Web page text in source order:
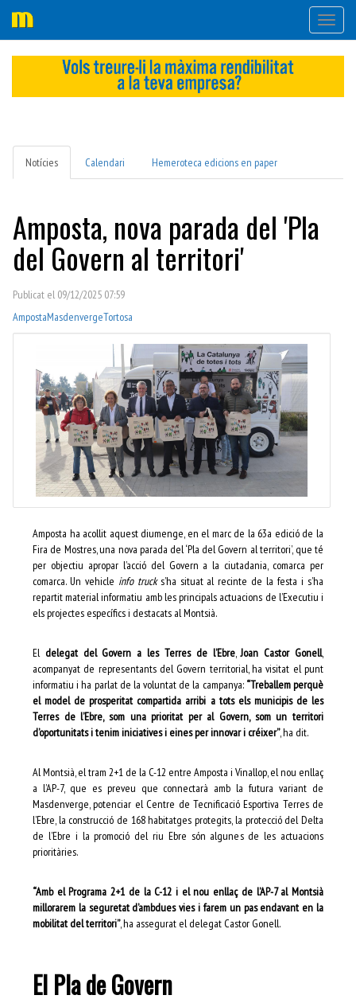
Notícies Calendari Hemeroteca edicions en paper
Amposta, nova parada del 'Pla
del Govern al territori'
Publicat el 09/12/2025 07:59
AmpostaMasdenvergeTortosa
Amposta ha acollit aquest diumenge, en el marc de la 63a edició de la
Fira de Mostres, una nova parada del ‘Pla del Govern al territori’, que té
per objectiu apropar l’acció del Govern a la ciutadania, comarca per
comarca. Un vehicle info trucks’ha situat al recinte de la festa i s’ha
repartit material informatiu amb les principals actuacions de l’Executiu i
els projectes específics i destacats al Montsià.
El delegat del Govern a les Terres de l’Ebre,Joan Castor Gonell,
acompanyat de representants del Govern territorial, ha visitat el punt
informatiu i ha parlat de la voluntat de la campanya: “Treballem perquè
el model de prosperitat compartida arribi a tots els municipis de les
Terres de l’Ebre, som una prioritat per al Govern, som un territori
d’oportunitats i tenim iniciatives i eines per innovar i créixer”, ha dit.
Al Montsià, el tram 2+1 de la C-12 entre Amposta i Vinallop, el nou enllaç
a l’AP-7, que es preveu que connectarà amb la futura variant de
Masdenverge, potenciar el Centre de Tecnificació Esportiva Terres de
l’Ebre, la construcció de 168 habitatges protegits, la protecció del Delta
de l’Ebre i la promoció del riu Ebre són algunes de les actuacions
prioritàries.
“Amb el Programa 2+1 de la C-12 i el nou enllaç de l’AP-7 al Montsià
millorarem la seguretat d’ambdues vies i farem un pas endavant en la
mobilitat del territori”, ha assegurat el delegat Castor Gonell.
El Pla de Govern